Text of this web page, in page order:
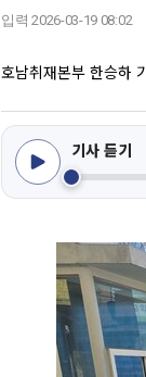
입력 2026-03-19 08:02
호남취재본부 한승하
기사 듣기